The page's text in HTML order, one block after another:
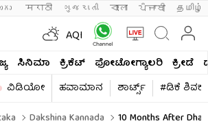
मराठी ગુજરાતી বাংলা ਪੰਜਾਬੀ தமிழ்
AQI
ಸಿನಿಮಾ ಕ್ರಿಕೆಟ್​ ಫೋಟೋಗ್ಯಾಲರಿ ಕ್ರೀಡೆ
ವಿಡಿಯೋ ಹವಾಮಾನ ಶಾರ್ಟ್ಸ್​
#ಡಿಕೆ
Dakshina Kannada 10 Months After